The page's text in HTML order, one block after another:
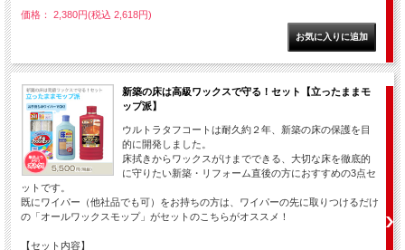
価格： 2,380円(税込 2,618円)
新築の床は高級ワックスで守る！セット【立ったままモ
ップ派】
ウルトラタフコートは耐久約２年、新築の床の保護を目
的に開発しました。
床拭きからワックスがけまでできる、大切な床を徹底的
に守りたい新築・リフォーム直後の方におすすめの3点セ
ットです。
既にワイパー（他社品でも可）をお持ちの方は、ワイパーの先に取りつけるだけ
の「オールワックスモップ」がセットのこちらがオススメ！
【セット内容】